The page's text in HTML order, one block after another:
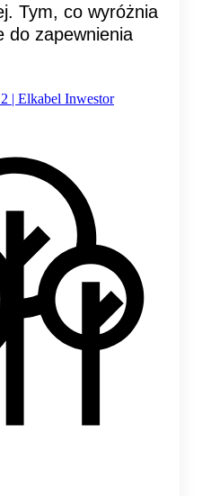
Tym, co wyróżnia
do zapewnienia
| Elkabel Inwestor